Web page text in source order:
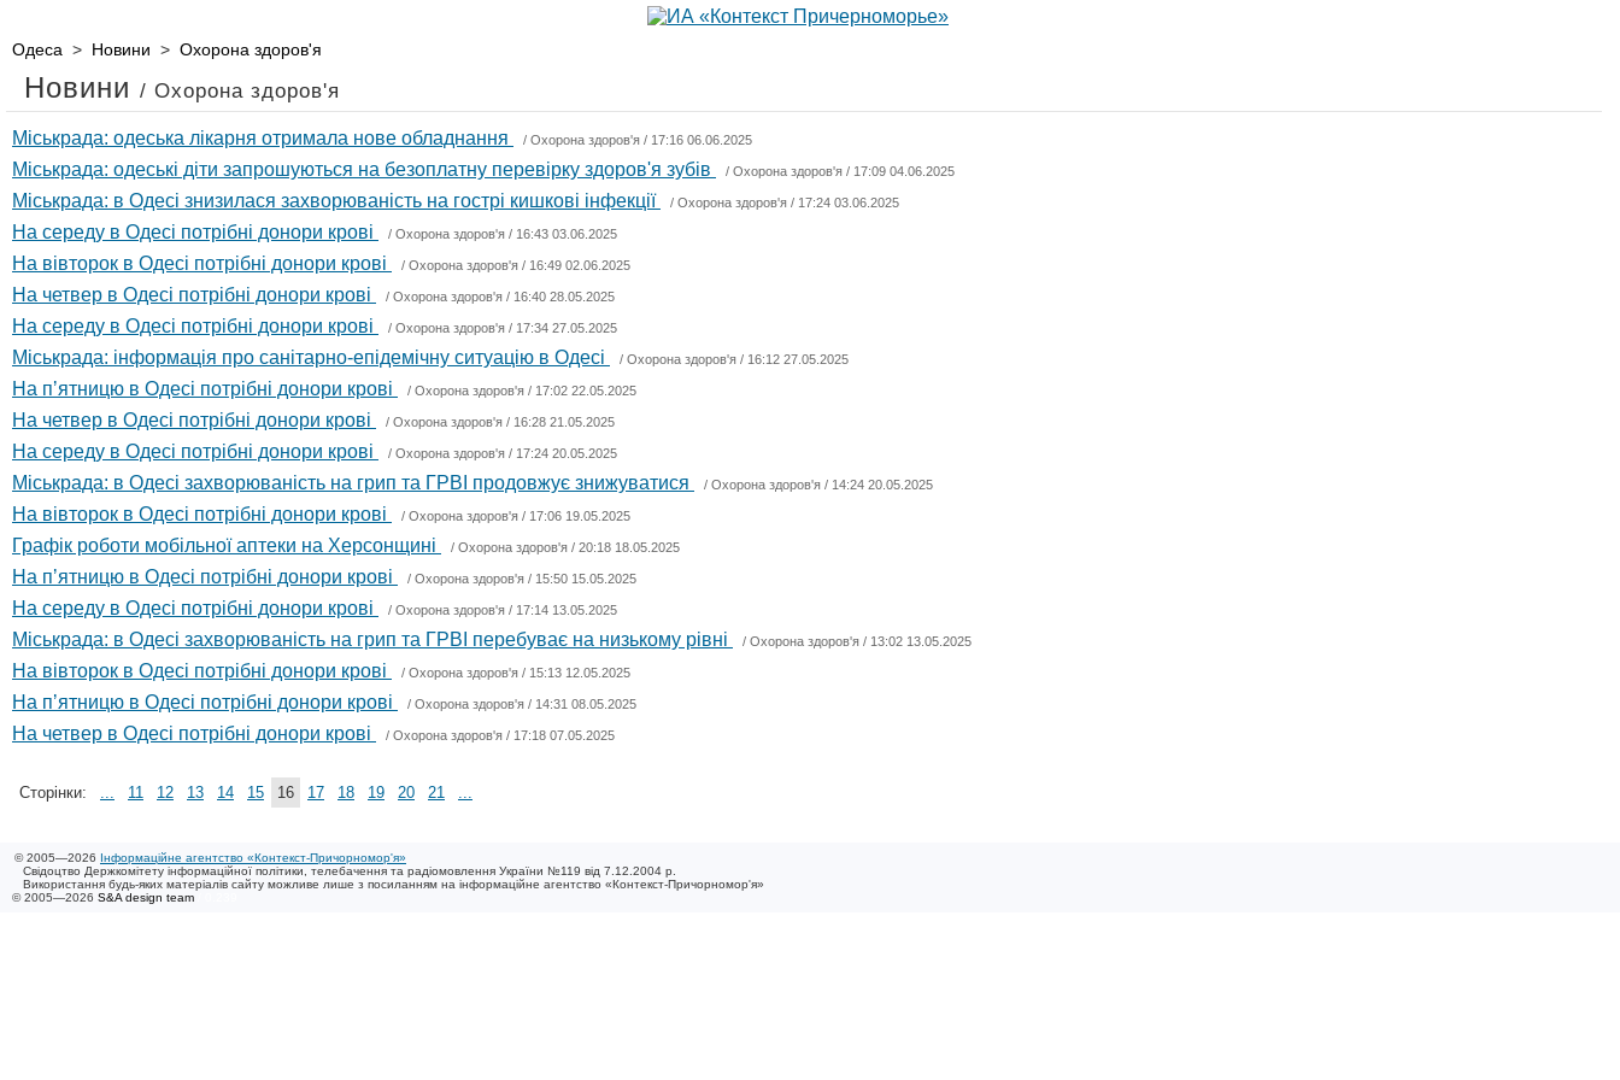
Одеса > Новини > Охорона здоров'я
Новини / Охорона здоров'я
Міськрада: одеська лікарня отримала нове обладнання / Охорона здоров'я / 17:16 06.06.2025
Міськрада: одеські діти запрошуються на безоплатну перевірку здоров'я зубів / Охорона здоров'я / 17:09 04.06.2025
Міськрада: в Одесі знизилася захворюваність на гострі кишкові інфекції / Охорона здоров'я / 17:24 03.06.2025
На середу в Одесі потрібні донори крові / Охорона здоров'я / 16:43 03.06.2025
На вівторок в Одесі потрібні донори крові / Охорона здоров'я / 16:49 02.06.2025
На четвер в Одесі потрібні донори крові / Охорона здоров'я / 16:40 28.05.2025
На середу в Одесі потрібні донори крові / Охорона здоров'я / 17:34 27.05.2025
Міськрада: інформація про санітарно-епідемічну ситуацію в Одесі / Охорона здоров'я / 16:12 27.05.2025
На пʼятницю в Одесі потрібні донори крові / Охорона здоров'я / 17:02 22.05.2025
На четвер в Одесі потрібні донори крові / Охорона здоров'я / 16:28 21.05.2025
На середу в Одесі потрібні донори крові / Охорона здоров'я / 17:24 20.05.2025
Міськрада: в Одесі захворюваність на грип та ГРВІ продовжує знижуватися / Охорона здоров'я / 14:24 20.05.2025
На вівторок в Одесі потрібні донори крові / Охорона здоров'я / 17:06 19.05.2025
Графік роботи мобільної аптеки на Херсонщині / Охорона здоров'я / 20:18 18.05.2025
На пʼятницю в Одесі потрібні донори крові / Охорона здоров'я / 15:50 15.05.2025
На середу в Одесі потрібні донори крові / Охорона здоров'я / 17:14 13.05.2025
Міськрада: в Одесі захворюваність на грип та ГРВІ перебуває на низькому рівні / Охорона здоров'я / 13:02 13.05.2025
На вівторок в Одесі потрібні донори крові / Охорона здоров'я / 15:13 12.05.2025
На пʼятницю в Одесі потрібні донори крові / Охорона здоров'я / 14:31 08.05.2025
На четвер в Одесі потрібні донори крові / Охорона здоров'я / 17:18 07.05.2025
Сторінки: ... 11 12 13 14 15 16 17 18 19 20 21 ...
© 2005—2026 Інформаційне агентство «Контекст-Причорномор'я»
Свідоцтво Держкомітету інформаційної політики, телебачення та радіомовлення України №119 від 7.12.2004 р.
Використання будь-яких матеріалів сайту можливе лише з посиланням на інформаційне агентство «Контекст-Причорномор'я»
© 2005—2026 S&A design team